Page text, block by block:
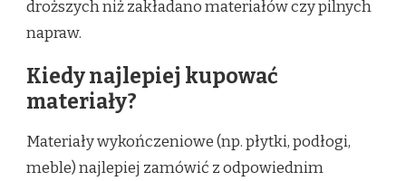
droższych niż zakładano materiałów czy pilnych
napraw.
Kiedy najlepiej kupować
materiały?
Materiały wykończeniowe (np. płytki, podłogi,
meble) najlepiej zamówić z odpowiednim